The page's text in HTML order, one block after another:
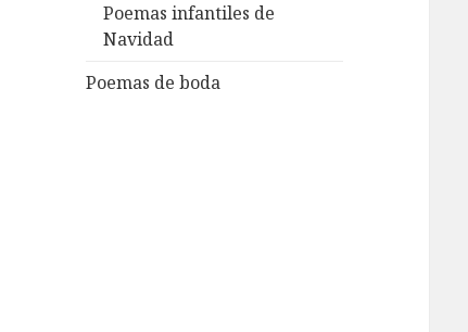
Poemas infantiles de
Navidad
Poemas de boda